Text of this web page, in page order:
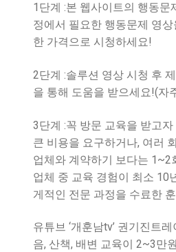
1단계 :본 웹사이트의 행동문
정에서 필요한 행동문제 영
한 가격으로 시청하세요!
2단계 :솔루션 영상 시청 후
을 통해 도움을 받으세요!(자
3단계 :꼭 방문 교육을 받고
큰 비용을 요구하거나, 여러
업체와 계약하기 보다는 1~2
업체 중 교육 경험이 최소 10
게적인 전문 과정을 수료한
유튜브 ‘개훈남tv’ 권기진트
음, 산책, 배변 교육이 2~3만